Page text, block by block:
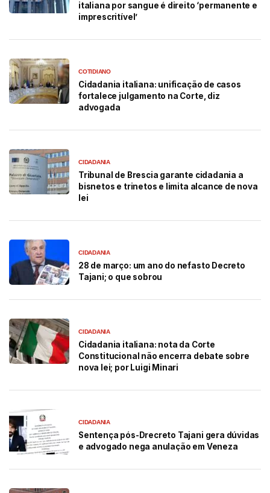
italiana por sangue é direito ‘permanente e
imprescritível’
COTIDIANO
Cidadania italiana: unificação de casos
fortalece julgamento na Corte, diz
advogada
CIDADANIA
Tribunal de Brescia garante cidadania a
bisnetos e trinetos e limita alcance de nova
lei
CIDADANIA
28 de março: um ano do nefasto Decreto
Tajani; o que sobrou
CIDADANIA
Cidadania italiana: nota da Corte
Constitucional não encerra debate sobre
nova lei; por Luigi Minari
CIDADANIA
Sentença pós-Drecreto Tajani gera dúvidas
e advogado nega anulação em Veneza